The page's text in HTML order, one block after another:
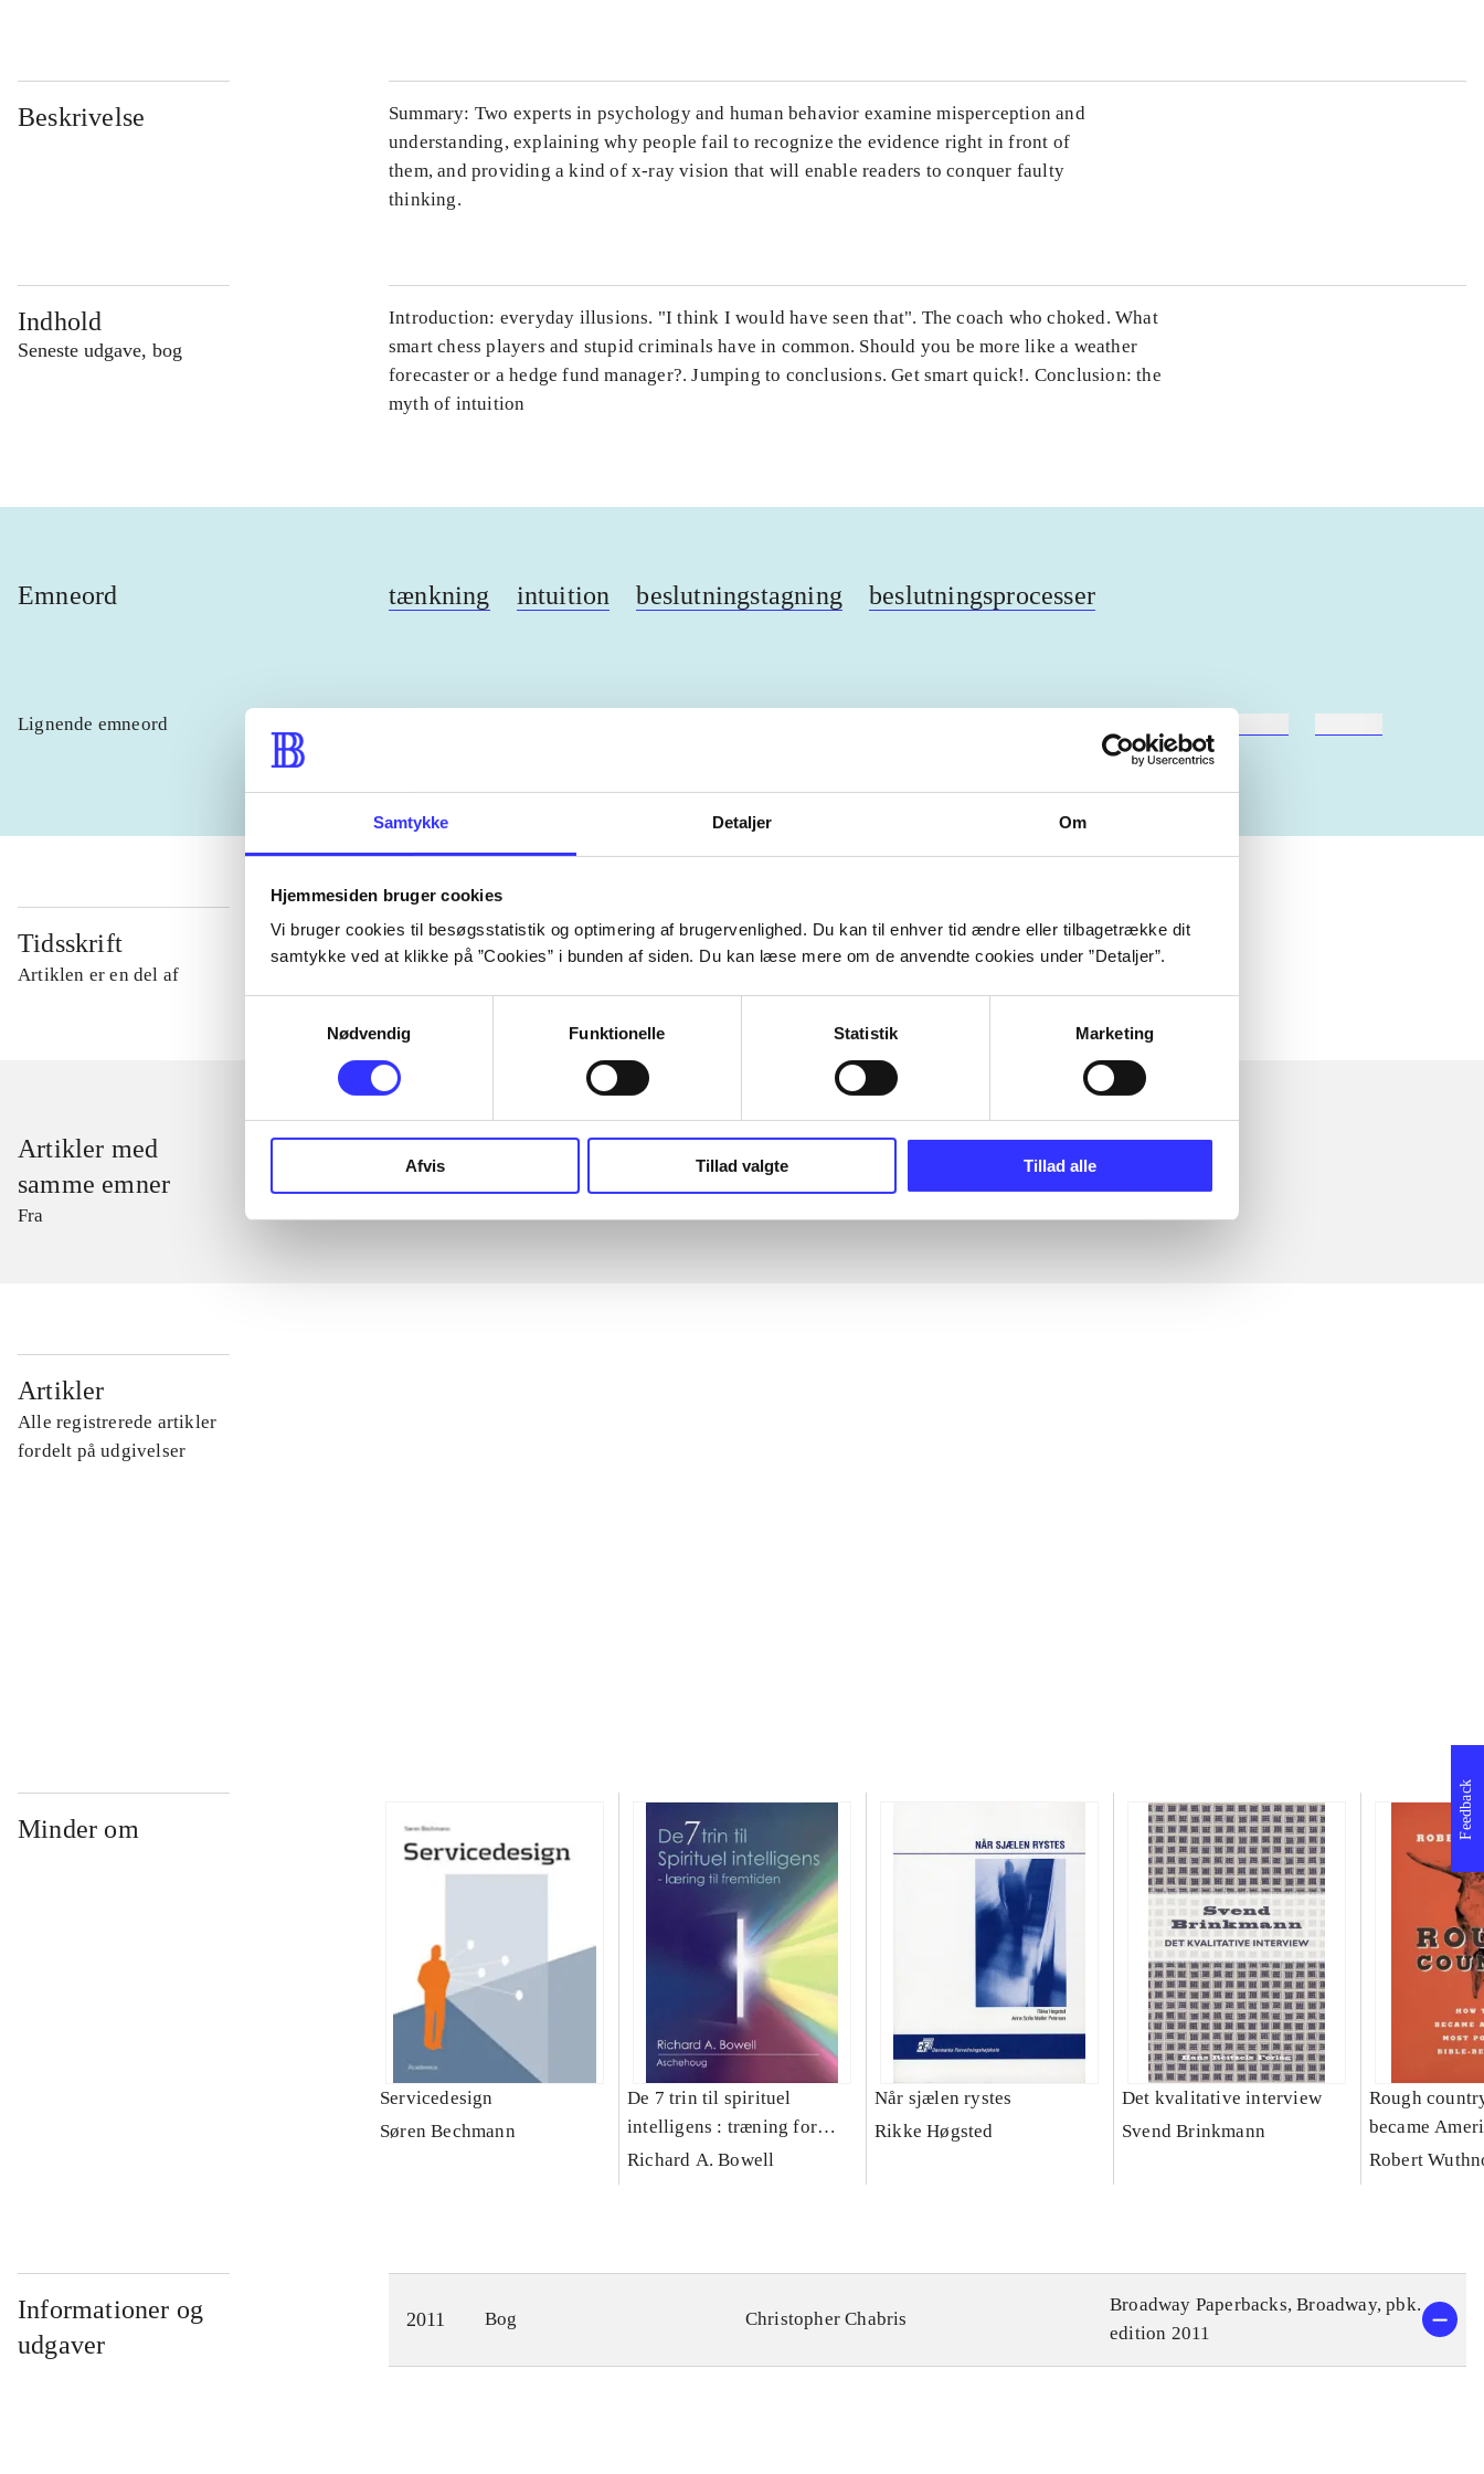
Samtykke Detaljer Om
Hjemmesiden bruger cookies
Vi bruger cookies til besøgsstatistik og optimering af brugervenlighed. Du kan til enhver tid ændre eller tilbagetrække dit
samtykke ved at klikke på ”Cookies” i bunden af siden. Du kan læse mere om de anvendte cookies under ”Detaljer”.
Nødvendig
Funktionelle Statistik Marketing
Afvis Tillad valgte Tillad alle
Beskrivelse
Summary: Two experts in psychology and human behavior examine misperception and
understanding, explaining why people fail to recognize the evidence right in front of
them, and providing a kind of x-ray vision that will enable readers to conquer faulty
thinking.
Indhold
Seneste udgave, bog
Introduction: everyday illusions. "I think I would have seen that". The coach who choked. What
smart chess players and stupid criminals have in common. Should you be more like a weather
forecaster or a hedge fund manager?. Jumping to conclusions. Get smart quick!. Conclusion: the
myth of intuition
Emneord tænkning intuition beslutningstagning beslutningsprocesser
Lignende emneord
Tidsskrift
Artiklen er en del af
lorem ipsum dolor sit amet ...
Tidsskrift
Artiklerne i handler ofte om
Artikler med
samme emner
Fra
Artikler
Alle registrerede artikler
fordelt på udgivelser
Minder om
Servicedesign
Søren Bechmann
De 7 trin til spirituel
intelligens : træning for
fremtiden
Richard A. Bowell
Når sjælen rystes
Rikke Høgsted
Det kvalitative interview
Svend Brinkmann
Rough
became
powerful
Robert
Informationer og
udgaver
2011 Bog Christopher Chabris
Broadway Paperbacks, Broadway, pbk.
edition 2011
Feedback